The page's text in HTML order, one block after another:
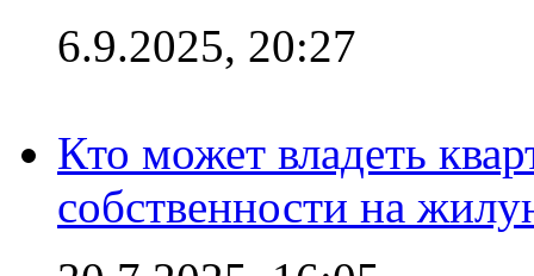
6.9.2025, 20:27
Кто может владеть
собственности на